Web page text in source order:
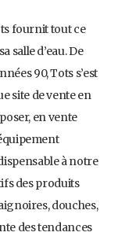
fournit tout ce
salle d’eau. De
90, Tots s’est
site de vente en
en vente
à notre
des produits
douches,
des tendances